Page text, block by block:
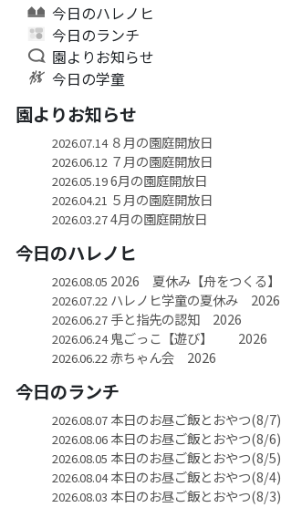
今日のハレノヒ
今日のランチ
園よりお知らせ
今日の学童
園よりお知らせ
2026.07.14８月の園庭開放日
2026.06.12 ７月の園庭開放日
2026.05.196月の園庭開放日
2026.04.21 ５月の園庭開放日
2026.03.274月の園庭開放日
今日のハレノヒ
2026.08.05 2026 夏休み【舟をつくる】
2026.07.22 ハレノヒ学童の夏休み 2026
2026.06.27手と指先の認知 2026
2026.06.24鬼ごっこ【遊び】 2026
2026.06.22 赤ちゃん会 2026
今日のランチ
2026.08.07本日のお昼ご飯とおやつ(8/7)
2026.08.06本日のお昼ご飯とおやつ(8/6)
2026.08.05 本日のお昼ご飯とおやつ(8/5)
2026.08.04本日のお昼ご飯とおやつ(8/4)
2026.08.03 本日のお昼ご飯とおやつ(8/3)